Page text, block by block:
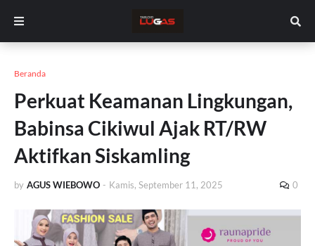
Beranda
Perkuat Keamanan Lingkungan,
Babinsa Cikiwul Ajak RT/RW
Aktifkan Siskamling
by AGUS WIEBOWO - Kamis, September 11, 2025 0